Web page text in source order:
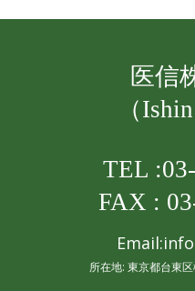
医信
（
TEL
FAX :
所在地: 東京都台東